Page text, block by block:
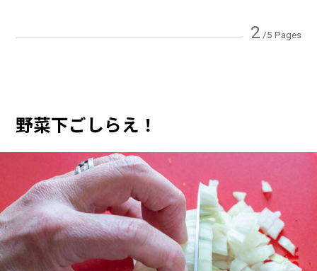
2 /5 Pages
野菜下ごしらえ！